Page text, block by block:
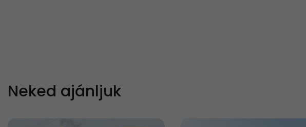
Neked ajánljuk